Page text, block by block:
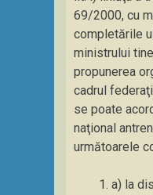
69/2000, cu
completările
ministrului
propunerea
cadrul
se poate
naţional
următoarele
a) la